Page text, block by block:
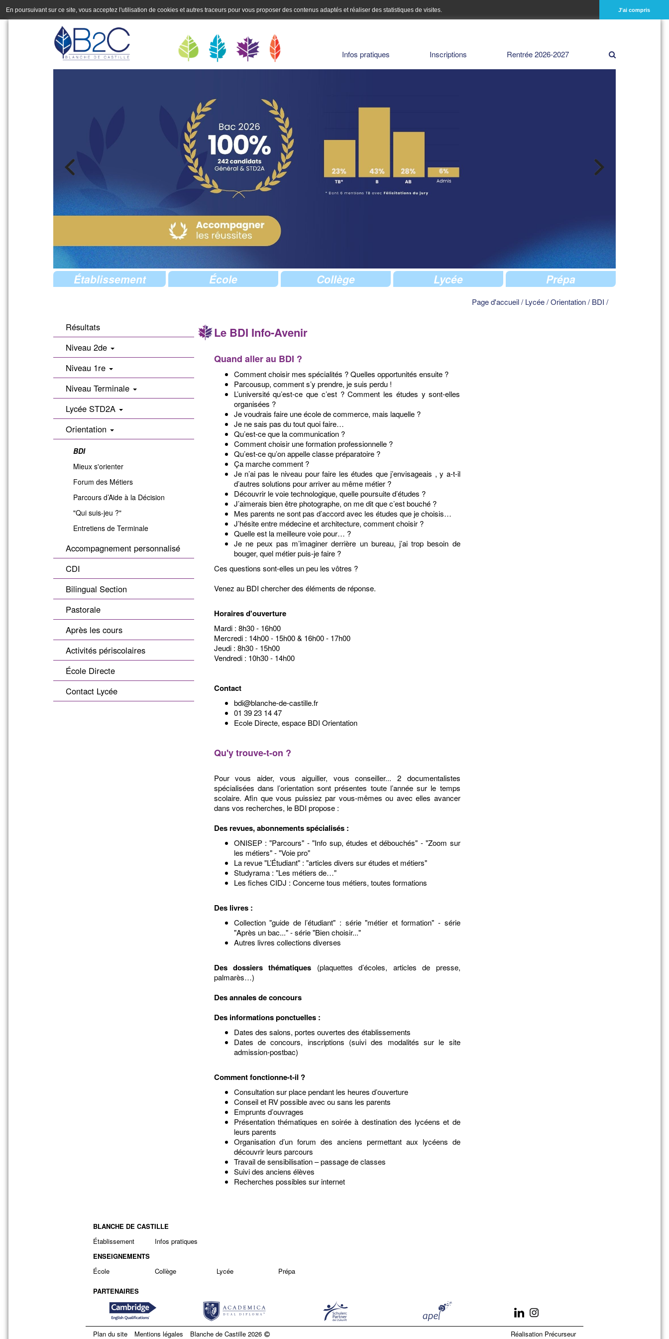
En poursuivant sur ce site, vous acceptez l'utilisation de cookies et autres traceurs pour vous proposer des contenus adaptés et réaliser des statistiques de visites. J'ai compris
Infos pratiques Inscriptions Rentrée 2026-2027
Établissement École Collège Lycée Prépa
Page d'accueil/ Lycée/Orientation/ BDI /
Résultats
Niveau 2de
Niveau 1re
Niveau Terminale
Lycée STD2A
Orientation
BDI
Mieux s'orienter
Forum des Métiers
Parcours d’Aide à la Décision
"Qui suis-jeu ?"
Entretiens de Terminale
Accompagnement personnalisé
CDI
Bilingual Section
Pastorale
Après les cours
Activités périscolaires
École Directe
Contact Lycée
Le BDI Info-Avenir
Quand aller au BDI ?
Comment choisir mes spécialités ? Quelles opportunités ensuite ?
Parcousup, comment s’y prendre, je suis perdu !
L’université qu’est-ce que c’est ? Comment les études y sont-elles
organisées ?
Je voudrais faire une école de commerce, mais laquelle ?
Je ne sais pas du tout quoi faire…
Qu’est-ce que la communication ?
Comment choisir une formation professionnelle ?
Qu’est-ce qu’on appelle classe préparatoire ?
Ça marche comment ?
Je n’ai pas le niveau pour faire les études que j’envisageais , y a-t-il
d’autres solutions pour arriver au même métier ?
Découvrir le voie technologique, quelle poursuite d’études ?
J’aimerais bien être photographe, on me dit que c’est bouché ?
Mes parents ne sont pas d’accord avec les études que je choisis…
J’hésite entre médecine et architecture, comment choisir ?
Quelle est la meilleure voie pour… ?
Je ne peux pas m’imaginer derrière un bureau, j’ai trop besoin de
bouger, quel métier puis-je faire ?
Ces questions sont-elles un peu les vôtres ?
Venez au BDI chercher des éléments de réponse.
Horaires d'ouverture
Mardi : 8h30 - 16h00
Mercredi : 14h00 - 15h00 & 16h00 - 17h00
Jeudi : 8h30 - 15h00
Vendredi : 10h30 - 14h00
Contact
bdi@blanche-de-castille.fr
01 39 23 14 47
Ecole Directe, espace BDI Orientation
Qu'y trouve-t-on ?
Pour vous aider, vous aiguiller, vous conseiller... 2 documentalistes
spécialisées dans l’orientation sont présentes toute l’année sur le temps
scolaire. Afin que vous puissiez par vous-mêmes ou avec elles avancer
dans vos recherches, le BDI propose :
Des revues, abonnements spécialisés :
ONISEP : "Parcours" - "Info sup, études et débouchés" - "Zoom sur
les métiers" - "Voie pro"
La revue "L’Étudiant" : "articles divers sur études et métiers"
Studyrama : "Les métiers de…"
Les fiches CIDJ : Concerne tous métiers, toutes formations
Des livres :
Collection "guide de l’étudiant" : série "métier et formation" - série
"Après un bac..." - série "Bien choisir..."
Autres livres collections diverses
Des dossiers thématiques (plaquettes d’écoles, articles de presse,
palmarès…)
Des annales de concours
Des informations ponctuelles :
Dates des salons, portes ouvertes des établissements
Dates de concours, inscriptions (suivi des modalités sur le site
admission-postbac)
Comment fonctionne-t-il ?
Consultation sur place pendant les heures d’ouverture
Conseil et RV possible avec ou sans les parents
Emprunts d’ouvrages
Présentation thématiques en soirée à destination des lycéens et de
leurs parents
Organisation d’un forum des anciens permettant aux lycéens de
découvrir leurs parcours
Travail de sensibilisation – passage de classes
Suivi des anciens élèves
Recherches possibles sur internet
BLANCHE DE CASTILLE
Établissement
Infos pratiques
ENSEIGNEMENTS
École
Collège Lycée Prépa
PARTENAIRES
Plan du site Mentions légales Blanche de Castille 2026 Réalisation Précurseur